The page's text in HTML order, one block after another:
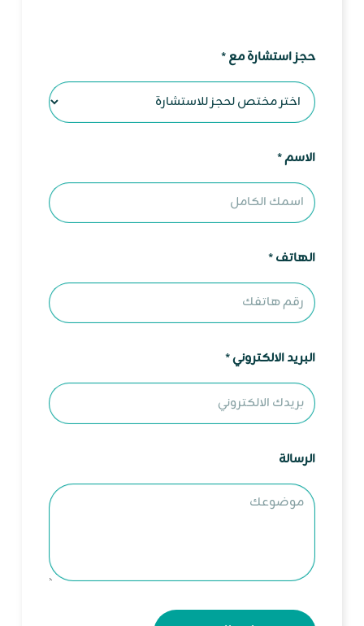
حجز استشارة مع*
الاسم*
ا
ل
ت
و
ي
ل
م
ع
الهاتف*
البريد الالكتروني*
الرسالة